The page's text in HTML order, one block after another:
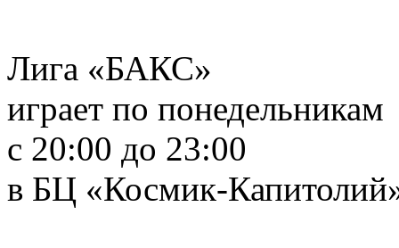
Лига «БАКС»
играет по понедельникам
с 20:00 до 23:00
в БЦ «Космик-